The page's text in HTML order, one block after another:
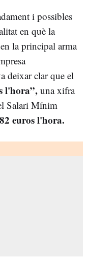
i possibles
en què la
la principal arma
deixar clar que el
l'hora”, una xifra
Salari Mínim
euros l'hora.